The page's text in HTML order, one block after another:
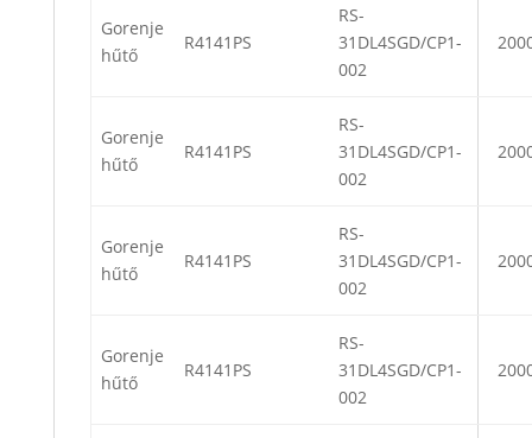
Gorenje
hűtő
R4141PS
RS-
31DL4SGD/CP1-
002
Gorenje
hűtő
R4141PS
RS-
31DL4SGD/CP1-
002
Gorenje
hűtő
R4141PS
RS-
31DL4SGD/CP1-
002
Gorenje
hűtő
R4141PS
RS-
31DL4SGD/CP1-
002